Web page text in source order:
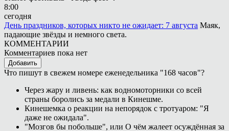
8:00
сегодня
День праздников, которых никто не ожидает: 7 августа Маяк,
падающие звёзды и немного света.
КОММЕНТАРИИ
Комментариев пока нет
Добавить
Что пишут в свежем номере еженедельника "168 часов"?
Через жару и ливень: как водномоторники со всей
страны боролись за медали в Кинешме.
Кинешемка о реакции на непорядок с тротуаром: "Я
даже не ожидала".
"Мозгов бы побольше", или О чём жалеет осуждённая за